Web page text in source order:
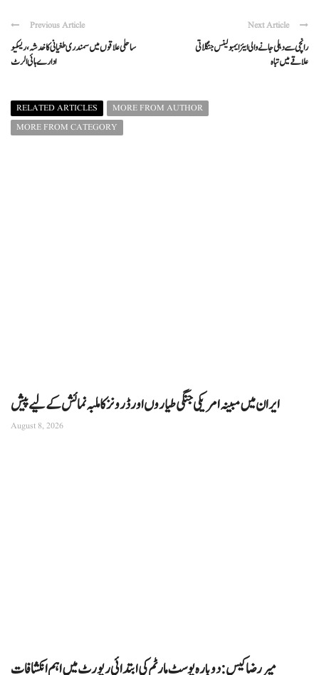
Previous Article
ساحلی علاقوں میں سمندری طغیانی کا خدشہ، ریسکیو
ادارے ہائی الرٹ
Next Article
رانچی سے دہلی جانے والی ایئر ایمبولینس جنگلاتی
علاقے میں تباہ
RELATED ARTICLES
MORE FROM AUTHOR
MORE FROM CATEGORY
ایران میں مبینہ امریکی جنگی طیاروں اور ڈرونز کا ملبہ نمائش کے لیے پیش
August 8, 2026
میر رضا کیس: دوبارہ پوسٹ مارٹم کی ابتدائی رپورٹ میں اہم انکشافات